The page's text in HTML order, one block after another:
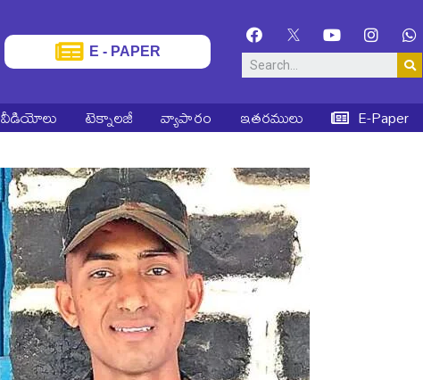
E - PAPER
వీడియోలు టెక్నాలజీ వ్యాపారం ఇతరములు E-Paper